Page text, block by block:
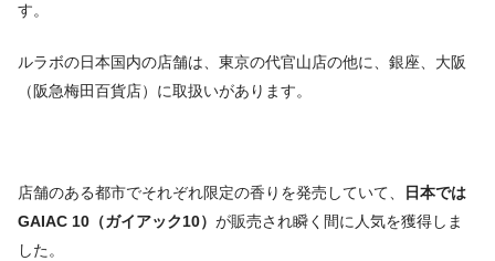
す。
ルラボの日本国内の店舗は、東京の代官山店の他に、銀座、大阪
（阪急梅田百貨店）に取扱いがあります。
店舗のある都市でそれぞれ限定の香りを発売していて、
日本では
GAIAC 10（ガイアック10） が販売され瞬く間に人気を獲得しま
した。